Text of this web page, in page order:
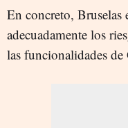
En concreto,
adecuadamente los
las funcionalidades